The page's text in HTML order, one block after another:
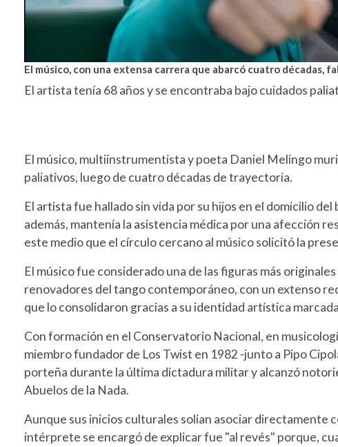
El músico, con una extensa carrera que abarcó cuatro décadas,
El artista tenía 68 años y se encontraba bajo cuidados
El músico, multiinstrumentista y poeta Daniel Melingo
paliativos, luego de cuatro décadas de trayectoria.
El artista fue hallado sin vida por su hijos en el domicilio
además, mantenía la asistencia médica por una afección
este medio que el círculo cercano al músico solicitó la
El músico fue considerado una de las figuras más
renovadores del tango contemporáneo, con un extenso
que lo consolidaron gracias a su identidad artística
Con formación en el Conservatorio Nacional, en
miembro fundador de Los Twist en 1982 -junto a Pipo
porteña durante la última dictadura militar y alcanzó
Abuelos de la Nada.
Aunque sus inicios culturales solían asociar directamente
intérprete se encargó de explicar fue "al revés" porque,